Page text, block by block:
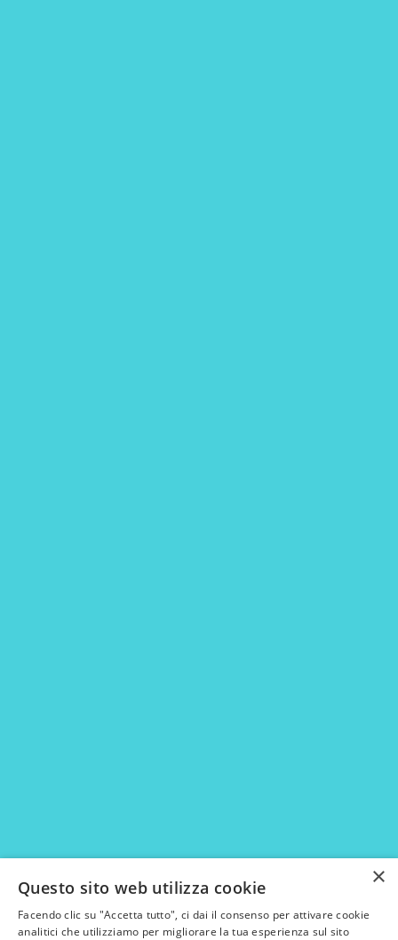
×
Questo sito web utilizza cookie
Facendo clic su "Accetta tutto", ci dai il consenso per attivare cookie
analitici che utilizziamo per migliorare la tua esperienza sul sito